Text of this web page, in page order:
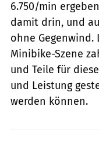
6.750/min
damit drin, und
ohne
Minibike-Szene
und Teile für
und Leistung
werden können.